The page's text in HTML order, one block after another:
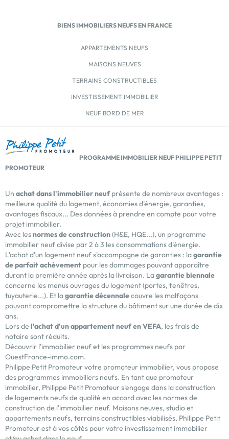
d’Olonne-Sur-Mer, vous pourrez y être en moins de 10
de bus est à moins de 100 m du pas de porte de votre
Sables d’Olonne au sein de ce quartier au cadre de vie
de grande qualité dans des appartements […] Voir le
BIENS IMMOBILIERS NEUFS EN FRANCE
APPARTEMENTS NEUFS
MAISONS NEUVES
TERRAINS CONSTRUCTIBLES
INVESTISSEMENT IMMOBILIER
NEUF BORD DE MER
PROGRAMME IMMOBILIER NEUF PHILIPPE PETIT
PROMOTEUR
Un achat dans l'immobilier neufprésente de nombreux avantages :
meilleure qualité du logement, économies d'énergie, garanties,
avantages fiscaux... Des données à prendre en compte pour votre
projet immobilier.
Avec lesnormes de construction(H&E, HQE...), un programme
immobilier neuf divise par 2 à 3 les consommations d'énergie.
L'achat d'un logement neuf s'accompagne de garanties : lagarantie
de parfait achèvement pour les dommages pouvant apparaître
durant la première année après la livraison. Lagarantie biennale
concerne les menus ouvrages du logement (portes, fenêtres,
tuyauterie...). Et lagarantie décennalecouvre les malfaçons
pouvant compromettre la structure du bâtiment sur une durée de dix
ans.
Lors de l'achat d'un appartement neuf en VEFA, les frais de
notaire sont réduits.
Découvrir l'immobilier neufet les programmes neufs par
OuestFrance-immo.com.
Philippe Petit Promoteur votre promoteur immobilier, vous propose
des programmes immobiliers neufs. En tant que promoteur
immobilier, Philippe Petit Promoteur s'engage dans la construction
de logements neufs de qualité en accord avec les normes de
construction de l'immobilier neuf. Maisons neuves, studio et
appartements neufs, terrains constructibles viabilisés, Philippe Petit
Promoteur est à vos côtés pour votre investissement immobilier